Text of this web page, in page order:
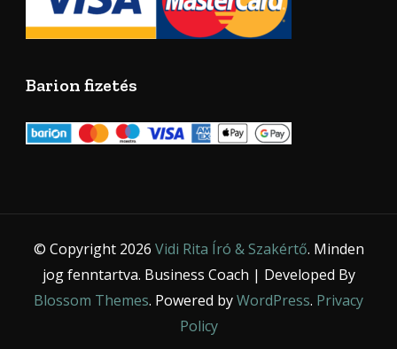
Barion fizetés
© Copyright 2026 Vidi Rita Író & Szakértő. Minden
jog fenntartva. Business Coach | Developed By
Blossom Themes. Powered byWordPress. Privacy
Policy